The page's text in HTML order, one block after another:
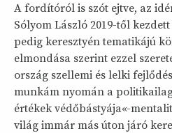
A fordítóról is szót ejtve, az
Sólyom László 2019-től
pedig keresztyén tematikájú
elmondása szerint ezzel
ország szellemi és lelki
munkám nyomán a
értékek védőbástyája«-
világ immár más úton járó